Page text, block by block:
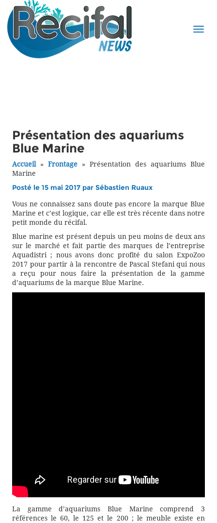
Présentation des aquariums
Blue Marine
Accueil» Frontage » Présentation des aquariums Blue
Marine
Posté le 15 mai 2017 par Sébastien Ruaux
Vous ne connaissez sans doute pas encore la marque Blue
Marine et c’est logique, car elle est très récente dans notre
petit monde du récifal.
Blue marine est présent depuis un peu moins de deux ans
sur le marché et fait partie des marques de l’entreprise
Aquadistri ; nous avons donc profité du salon ExpoZoo
2017 pour partir à la rencontre de Pascal Stefani qui nous
a reçu pour nous faire la présentation de la gamme
d’aquariums de la marque Blue Marine.
La gamme d’aquariums Blue Marine comprend 3
références le 60, le 125 et le 200 ; le meuble existe en